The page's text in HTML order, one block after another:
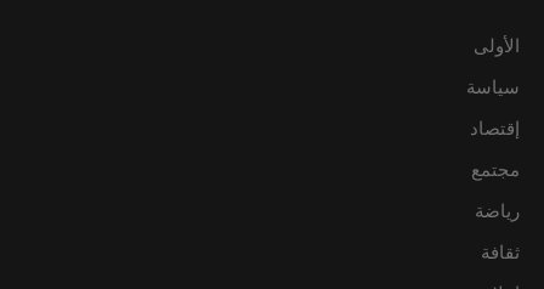
الأولى
سياسة
إقتصاد
مجتمع
رياضة
ثقافة